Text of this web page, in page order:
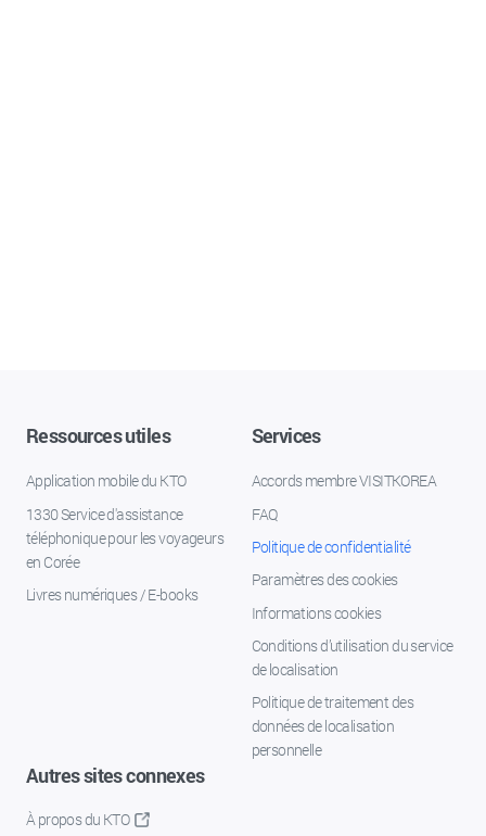
Ressources utiles
Application mobile du KTO
1330 Service d'assistance
téléphonique pour les voyageurs
en Corée
Livres numériques / E-books
Services
Accords membre VISITKOREA
FAQ
Politique de confidentialité
Paramètres des cookies
Informations cookies
Conditions d’utilisation du service
de localisation
Politique de traitement des
données de localisation
personnelle
Autres sites connexes
À propos du KTO